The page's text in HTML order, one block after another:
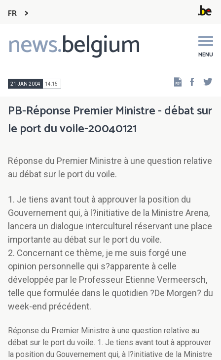
FR
news.belgium MENU
Main
navigation
21 JAN 2004 14:15
PB-Réponse Premier Ministre - débat sur
le port du voile-20040121
Réponse du Premier Ministre à une question relative
au débat sur le port du voile.
1. Je tiens avant tout à approuver la position du
Gouvernement qui, à l?initiative de la Ministre Arena,
lancera un dialogue interculturel réservant une place
importante au débat sur le port du voile.
2. Concernant ce thème, je me suis forgé une
opinion personnelle qui s?apparente à celle
développée par le Professeur Etienne Vermeersch,
telle que formulée dans le quotidien ?De Morgen? du
week-end précédent.
Réponse du Premier Ministre à une question relative au
débat sur le port du voile. 1. Je tiens avant tout à approuver
la position du Gouvernement qui, à l?initiative de la Ministre